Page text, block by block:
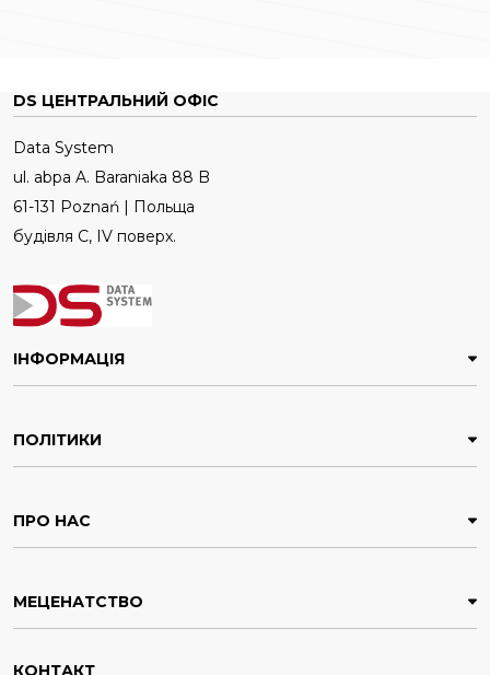
DS ЦЕНТРАЛЬНИЙ ОФІС
Data System
ul. abpa A. Baraniaka 88 B
61-131 Poznań | Польща
будівля C, IV поверх.
ІНФОРМАЦІЯ
ПОЛІТИКИ
ПРО НАС
МЕЦЕНАТСТВО
КОНТАКТ